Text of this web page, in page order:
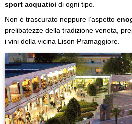
sport acquatici di ogni tipo.
Non è trascurato neppure l’aspetto
prelibatezze della tradizione veneta,
i vini della vicina Lison Pramaggiore.